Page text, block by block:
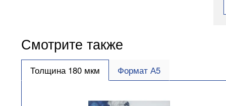
Смотрите также
Толщина 180 мкм Формат А5